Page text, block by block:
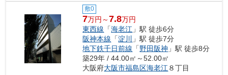
敷0
7万円～7.8万円
東西線 「海老江 」駅 徒歩6分
阪神本線 「淀川
」駅 徒歩7分
地下鉄千日前線 「野田阪神 」駅 徒歩8分
築29年 / 44.00㎡～52.00㎡
大阪府大阪市福島区海老江８丁目